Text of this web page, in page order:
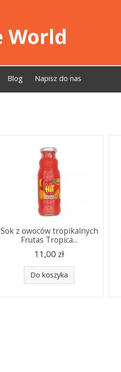
Blog Napisz do nas
Sok z owoców tropikalnych
Frutas Tropica...
11,00 zł
Do koszyka